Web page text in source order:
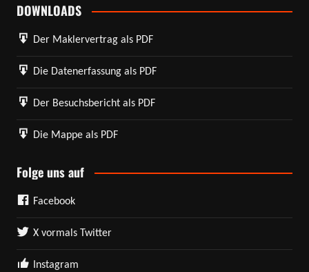
DOWNLOADS
Der Maklervertrag als PDF
Die Datenerfassung als PDF
Der Besuchsbericht als PDF
Die Mappe als PDF
Folge uns auf
Facebook
X vormals Twitter
Instagram